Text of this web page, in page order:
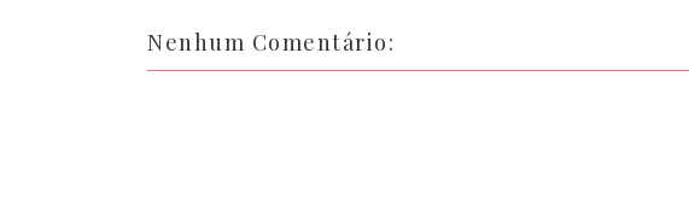
Nenhum Comentário: